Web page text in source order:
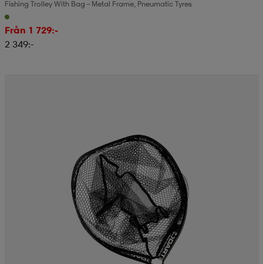
Fishing Trolley With Bag – Metal Frame, Pneumatic Tyres
Från 1 729:-
2 349:-